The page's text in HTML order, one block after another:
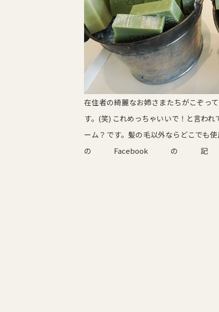
在住者の綺麗なお姉さまたちがこぞっ
す。(笑) これめっちゃいいで！と言わ
ーム？です。髪の毛以外ならどこでも
のFacebook